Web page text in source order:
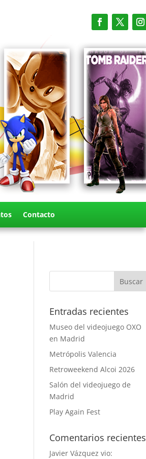
Contacto
Entradas recientes
Museo del videojuego OXO
en Madrid
Metrópolis Valencia
Retroweekend Alcoi 2026
Salón del videojuego de
Madrid
Play Again Fest
Comentarios recientes
Javier Vázquez vio: